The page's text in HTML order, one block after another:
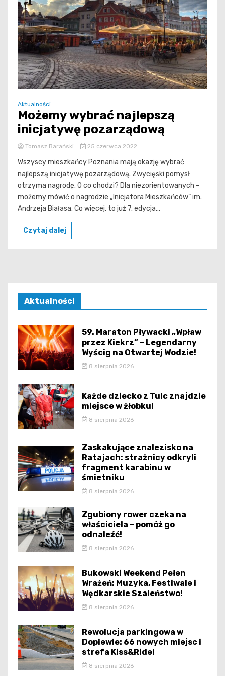
Aktualności
Możemy wybrać najlepszą
inicjatywę pozarządową
Tomasz Barański 25 czerwca 2022
Wszyscy mieszkańcy Poznania mają okazję wybrać
najlepszą inicjatywę pozarządową. Zwycięski pomysł
otrzyma nagrodę. O co chodzi? Dla niezorientowanych –
możemy mówić o nagrodzie „Inicjatora Mieszkańców” im.
Andrzeja Białasa. Co więcej, to już 7. edycja...
Czytaj dalej
Aktualności
59. Maraton Pływacki „Wpław
przez Kiekrz” – Legendarny
Wyścig na Otwartej Wodzie!
8 sierpnia 2026
Każde dziecko z Tulc znajdzie
miejsce w żłobku!
8 sierpnia 2026
Zaskakujące znalezisko na
Ratajach: strażnicy odkryli
fragment karabinu w
śmietniku
8 sierpnia 2026
Zgubiony rower czeka na
właściciela – pomóż go
odnaleźć!
8 sierpnia 2026
Bukowski Weekend Pełen
Wrażeń: Muzyka, Festiwale i
Wędkarskie Szaleństwo!
8 sierpnia 2026
Rewolucja parkingowa w
Dopiewie: 66 nowych miejsc i
strefa Kiss&Ride!
8 sierpnia 2026